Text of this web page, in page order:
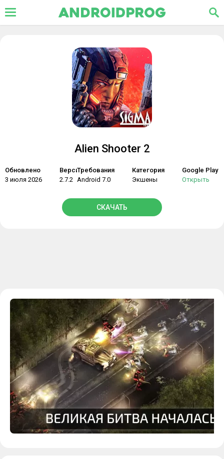
Alien Shooter 2
Обновлено
3 июля 2026
Версия
2.7.2
Требования
Android 7.0
Категория
Экшены
Google Play
Открыть
СКАЧАТЬ